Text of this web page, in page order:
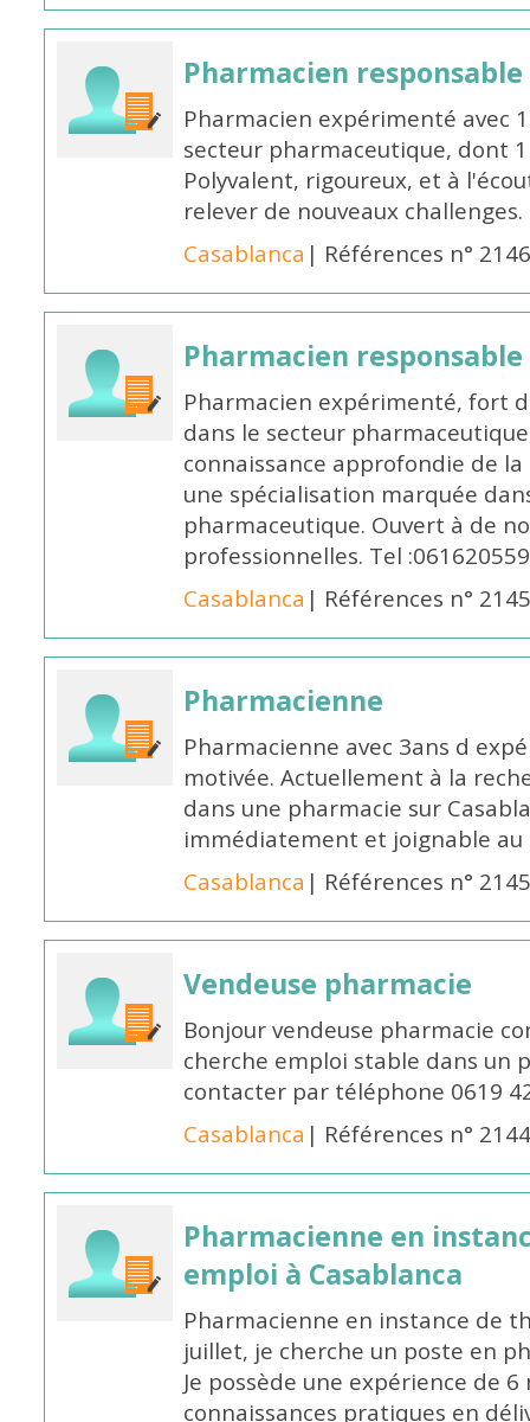
Pharmacien responsable
Pharmacien expérimenté avec
secteur pharmaceutique, dont
Polyvalent, rigoureux, et à
relever de nouveaux
Casablanca | Références n°
Pharmacien responsable
Pharmacien expérimenté, fort
dans le secteur
connaissance approfondie de
une spécialisation marquée
pharmaceutique. Ouvert à de
professionnelles. Tel
Casablanca | Références n°
Pharmacienne
Pharmacienne avec 3ans d
motivée. Actuellement à la
dans une pharmacie sur
immédiatement et joignable au
Casablanca | Références n°
Vendeuse pharmacie
Bonjour vendeuse pharmacie
cherche emploi stable dans un
contacter par téléphone 0619
Casablanca | Références n°
Pharmacienne en
emploi à Casablanca
Pharmacienne en instance de
juillet, je cherche un poste en
Je possède une expérience de
connaissances pratiques en